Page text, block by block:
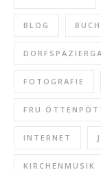
BLOG
FOTOGRAFIE
FRU
INTERNET
KIRCHENMUSIK